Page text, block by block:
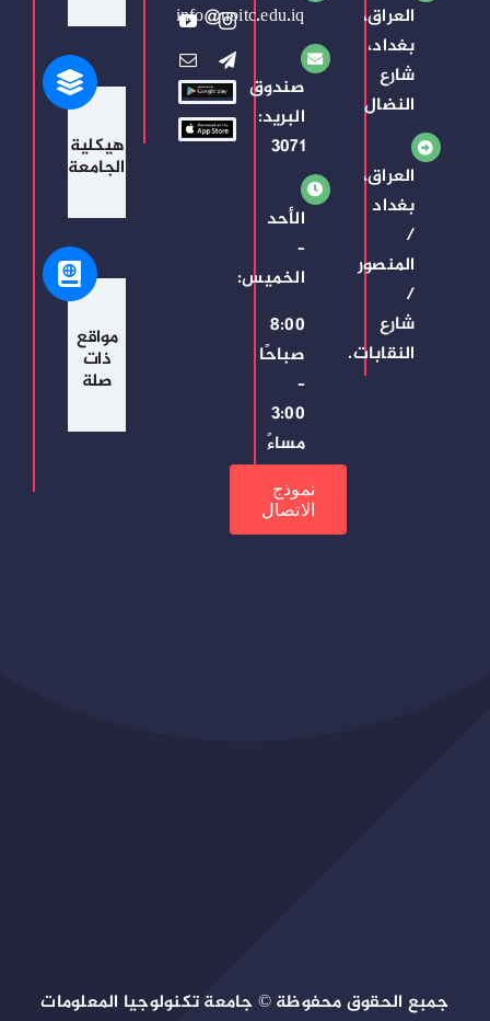
العراق،
بغداد،
شارع
النضال
العراق،
بغداد
/
المنصور
/
شارع
النقابات.
info@uoitc.edu.iq
صندوق
البريد:
3071
الأحد
–
الخميس:
8:00
صباحًا
–
3:00
مساءً
نموذج
الاتصال
هيكلية
الجامعة
مواقع
ذات
صلة
جمبع الحقوق محفوظة © جامعة تكنولوجيا المعلومات